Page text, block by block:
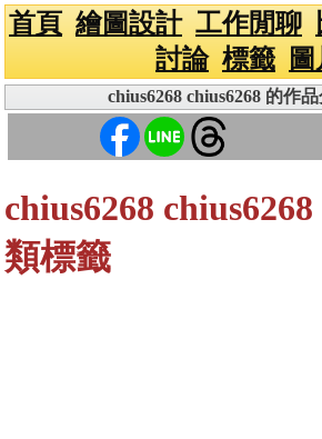
首頁 繪圖設計 工作閒聊
討論 標籤
chius6268 chius6268 的作
chius6268
類標籤